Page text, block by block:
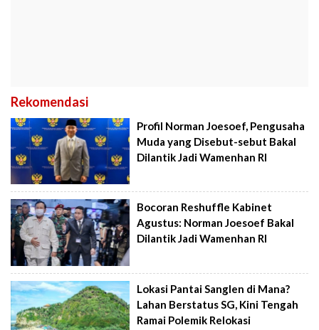
Rekomendasi
Profil Norman Joesoef, Pengusaha
Muda yang Disebut-sebut Bakal
Dilantik Jadi Wamenhan RI
Bocoran Reshuffle Kabinet
Agustus: Norman Joesoef Bakal
Dilantik Jadi Wamenhan RI
Lokasi Pantai Sanglen di Mana?
Lahan Berstatus SG, Kini Tengah
Ramai Polemik Relokasi